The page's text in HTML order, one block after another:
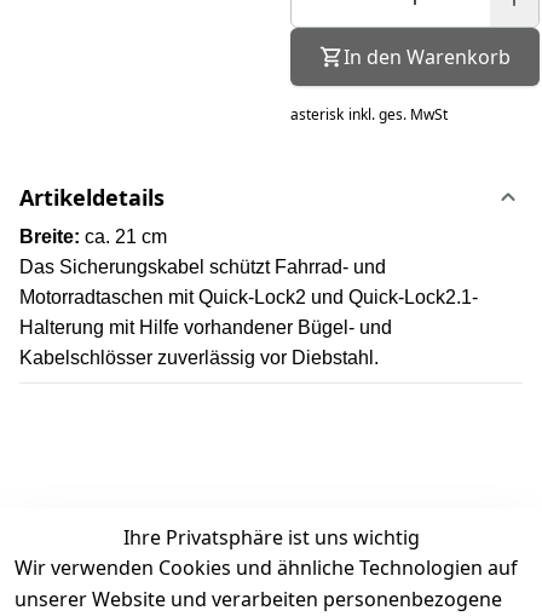
In den Warenkorb
asterisk inkl. ges. MwSt
Artikeldetails
Breite: ca. 21 cm
Das Sicherungskabel schützt Fahrrad- und
Motorradtaschen mit Quick-Lock2 und Quick-Lock2.1-
Halterung mit Hilfe vorhandener Bügel- und
Kabelschlösser zuverlässig vor Diebstahl.
Kundenbewertungen
Ihre Privatsphäre ist uns wichtig
Wir verwenden Cookies und ähnliche Technologien auf
unserer Website und verarbeiten personenbezogene